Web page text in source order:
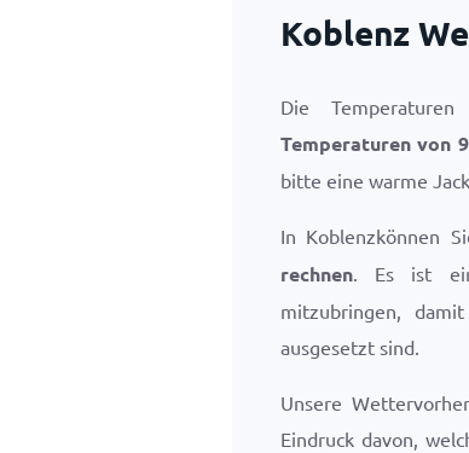
Koblenz
Die
Temperaturen von 9
bitte eine warme
In Koblenzkönnen
rechnen. Es ist
mitzubringen,
ausgesetzt sind.
Unsere
Eindruck davon,